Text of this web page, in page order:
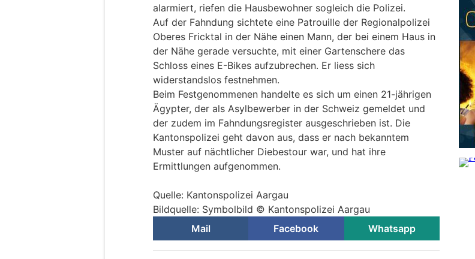
alarmiert, riefen die Hausbewohner sogleich die Polizei.
Auf der Fahndung sichtete eine Patrouille der Regionalpolizei
Oberes Fricktal in der Nähe einen Mann, der bei einem Haus in
der Nähe gerade versuchte, mit einer Gartenschere das
Schloss eines E-Bikes aufzubrechen. Er liess sich
widerstandslos festnehmen.
Beim Festgenommenen handelte es sich um einen 21-jährigen
Ägypter, der als Asylbewerber in der Schweiz gemeldet und
der zudem im Fahndungsregister ausgeschrieben ist. Die
Kantonspolizei geht davon aus, dass er nach bekanntem
Muster auf nächtlicher Diebestour war, und hat ihre
Ermittlungen aufgenommen.
Quelle: Kantonspolizei Aargau
Bildquelle: Symbolbild © Kantonspolizei Aargau
Mail
Facebook Whatsapp